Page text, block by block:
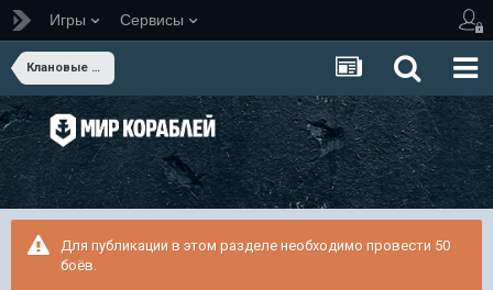
Игры Сервисы
Клановые бои
Для публикации в этом разделе необходимо провести 50
боёв.